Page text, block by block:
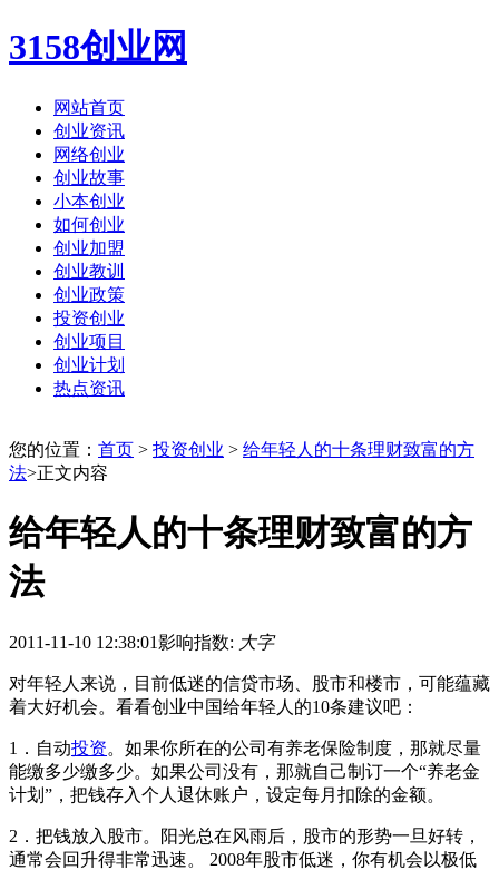
3158创业网
网站首页
创业资讯
网络创业
创业故事
小本创业
如何创业
创业加盟
创业教训
创业政策
投资创业
创业项目
创业计划
热点资讯
您的位置： 首页 > 投资创业 > 给年轻人的十条理财致富的方
法>正文内容
给年轻人的十条理财致富的方
法
2011-11-10 12:38:01影响指数: 大字
对年轻人来说，目前低迷的信贷市场、股市和楼市，可能蕴藏
着大好机会。看看创业中国给年轻人的10条建议吧：
1．自动投资。如果你所在的公司有养老保险制度，那就尽量
能缴多少缴多少。如果公司没有，那就自己制订一个“养老金
计划”，把钱存入个人退休账户，设定每月扣除的金额。
2．把钱放入股市。阳光总在风雨后，股市的形势一旦好转，
通常会回升得非常迅速。 2008年股市低迷，你有机会以极低